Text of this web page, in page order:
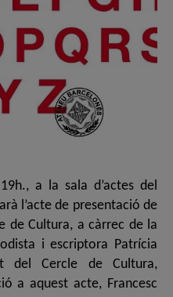
a la sala d’actes del
l’acte de presentació de
de Cultura, a càrrec de la
i escriptora Patrícia
del Cercle de Cultura,
a aquest acte, Francesc